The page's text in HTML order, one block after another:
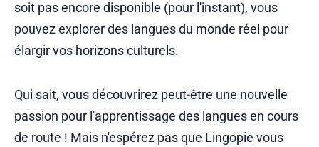
soit pas encore disponible (pour l'instant), vous
pouvez explorer des langues du monde réel pour
élargir vos horizons culturels.
Qui sait, vous découvrirez peut-être une nouvelle
passion pour l'apprentissage des langues en cours
de route ! Mais n'espérez pas que Lingopie vous